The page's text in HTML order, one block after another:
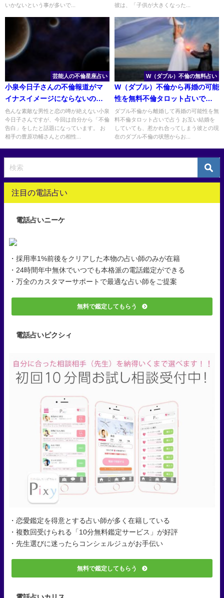
いかないという事が多いで... 彼は、「子供が大きくなった...
芸能人の不倫星座占い
小泉今日子さんの不倫報道がマ
イナスイメージにならないのは
星座のせい？
色んな素敵な男性と恋の噂が絶えない小泉
今日子さんですが、今回は自分から「不倫
告白」をしたと話題になっています。 お
相手の豊原功輔さんとの相性...
W（ダブル）不倫の無料占い
W（ダブル）不倫から再婚の可能
性を無料不倫タロット占いで占
う
ダブル不倫から離婚して再婚の可能性を無
料不倫タロット占いで占う お互い結婚を
していても、惹かれ合ってしまう彼との現
在のダブル不倫の状態からお...
注目の電話占い
電話占いニーケ
・採用率1%前後をクリアした本物の占い師のみが在籍
・24時間年中無休でいつでも本格派の電話鑑定ができる
・万全のカスタマーサポートで最適な占い師をご提案
無料で鑑定してもらう
電話占いピクシィ
・恋愛鑑定を得意とする占い師が多く在籍している
・複数回受けられる「10分無料鑑定サービス」が好評
・先生選びに迷ったらコンシェルジュがお手伝い
無料で鑑定してもらう